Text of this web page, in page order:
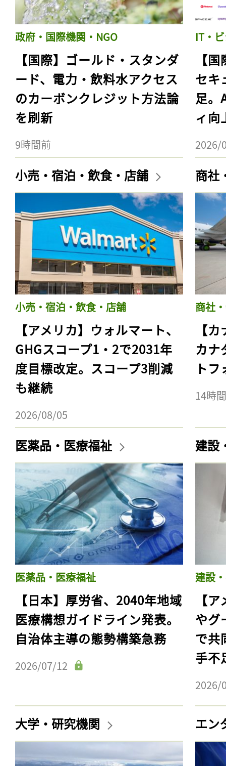
政府・国際機関・NGO
【国際】ゴールド・スタンダ
ード、電力・飲料水アクセス
のカーボンクレジット方法論
を刷新
9時間前
IT・
【
セキ
足。
ィ向
2026/
小売・宿泊・飲食・店舗
小売・宿泊・飲食・店舗
【アメリカ】ウォルマート、
GHGスコープ1・2で2031年
度目標改定。スコープ3削減
も継続
2026/08/05
商社
商社
【
カナ
ト
14時
医薬品・医療福祉
医薬品・医療福祉
【日本】厚労省、2040年地域
医療構想ガイドライン発表。
自治体主導の態勢構築急務
2026/07/12
建設
建設
【
やグ
で共
手不
2026/
大学・研究機関 エン